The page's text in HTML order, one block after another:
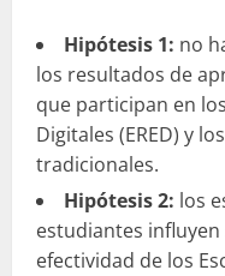
Hipótesis 1: no
los resultados de
que participan en
Digitales (ERED) y
tradicionales.
Hipótesis 2: los
estudiantes
efectividad de los